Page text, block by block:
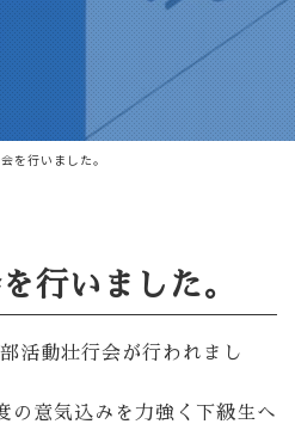
を行いました。
行いました。
活動壮行会が行われまし
の意気込みを力強く下級生へ